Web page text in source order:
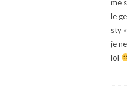
me
le
sty
je
lol